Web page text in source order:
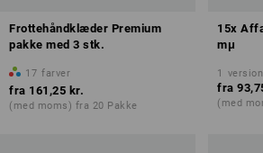
Frottehåndklæder Premium
pakke med 3 stk.
17 farver
fra 161,25 kr.
(med moms) fra 20 Pakke
15x
mμ
1 version
fra
(med